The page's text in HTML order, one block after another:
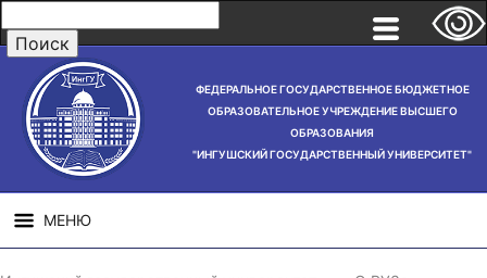
ФЕДЕРАЛЬНОЕ ГОСУДАРСТВЕННОЕ БЮДЖЕТНОЕ
ОБРАЗОВАТЕЛЬНОЕ УЧРЕЖДЕНИЕ ВЫСШЕГО
ОБРАЗОВАНИЯ
"ИНГУШСКИЙ ГОСУДАРСТВЕННЫЙ УНИВЕРСИТЕТ"
МЕНЮ